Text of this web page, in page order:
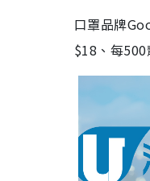
口罩品牌
$18、每